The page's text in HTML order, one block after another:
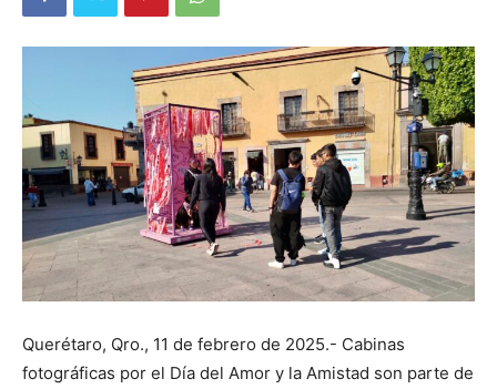
Querétaro, Qro., 11 de febrero de 2025.- Cabinas
fotográficas por el Día del Amor y la Amistad son parte de